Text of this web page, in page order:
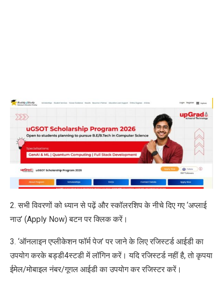
2. सभी विवरणों को ध्यान से पढ़ें और स्कॉलरशिप के नीचे दिए गए ‘अप्लाई
नाउ’ (Apply Now) बटन पर क्लिक करें।
3. ‘ऑनलाइन एप्लीकेशन फॉर्म पेज’ पर जाने के लिए रजिस्टर्ड आईडी का
उपयोग करके बड्डी4स्टडी में लॉगिन करें। यदि रजिस्टर्ड नहीं है, तो कृपया
ईमेल/मोबाइल नंबर/गूगल आईडी का उपयोग कर रजिस्टर करें।